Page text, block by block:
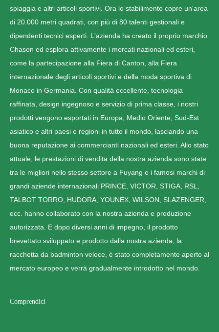
spiaggia e altri articoli sportivi. Ora lo stabilimento copre un'area
di 20.000 metri quadrati, con più di 80 talenti gestionali e
dipendenti tecnici esperti. L'azienda ha creato il proprio marchio
Chason ed esplora attivamente i mercati nazionali ed esteri,
come la partecipazione alla Fiera di Canton, alla Fiera
internazionale degli articoli sportivi e della moda sportiva di
Monaco in Germania. Con qualità eccellente, tecnologia
raffinata, design ingegnoso e servizio di prima classe, i nostri
prodotti vengono esportati in Europa, Medio Oriente, Sud-Est
asiatico e altri paesi e regioni in tutto il mondo, lasciando una
buona reputazione ai commercianti nazionali ed esteri. Allo stato
attuale, le prestazioni di vendita della nostra azienda sono state
tra le migliori nello stesso settore a Fuyang e i famosi marchi di
grandi aziende internazionali PRINCE, VICTOR, STIGA, RSL,
TALBOT TORRO, HUDORA, YOUNEX, WILSON, SLAZENGER,
ecc. hanno collaborato con la nostra azienda e produzione
autorizzata. E dopo diversi anni di impegno, il prodotto
brevettato sviluppato e prodotto dalla nostra azienda, la
racchetta da badminton veloce, è stato completamente aperto al
mercato europeo e verrà gradualmente introdotto nel mondo.
Comprendici